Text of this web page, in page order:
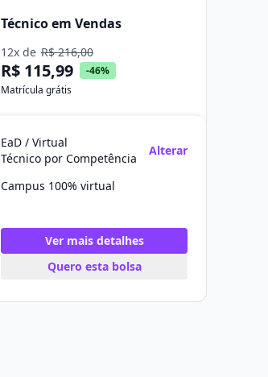
Técnico em Vendas
12x de R$ 216,00
R$ 115,99
-46%
Matrícula grátis
EaD / Virtual
Técnico por Competência
Alterar
Campus 100% virtual
Ver mais detalhes
Quero esta bolsa